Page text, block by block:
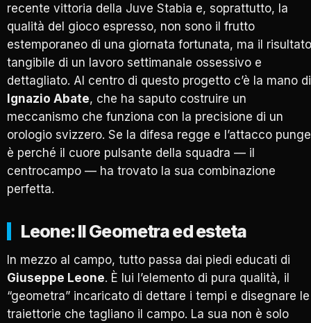
recente vittoria della Juve Stabia e, soprattutto, la
qualità del gioco espresso, non sono il frutto
estemporaneo di una giornata fortunata, ma il risultato
tangibile di un lavoro settimanale ossessivo e
dettagliato. Al centro di questo progetto c’è la mano di
Ignazio Abate, che ha saputo costruire un
meccanismo che funziona con la precisione di un
orologio svizzero. Se la difesa regge e l’attacco
è perché il cuore pulsante della squadra — il
centrocampo — ha trovato la sua combinazione
perfetta.
Leone: Il Geometra ed esteta
In mezzo al campo, tutto passa dai piedi educati di
Giuseppe Leone. È lui l’elemento di pura qualità, il
“geometra” incaricato di dettare i tempi e disegnare le
traiettorie che tagliano il campo. La sua non è solo